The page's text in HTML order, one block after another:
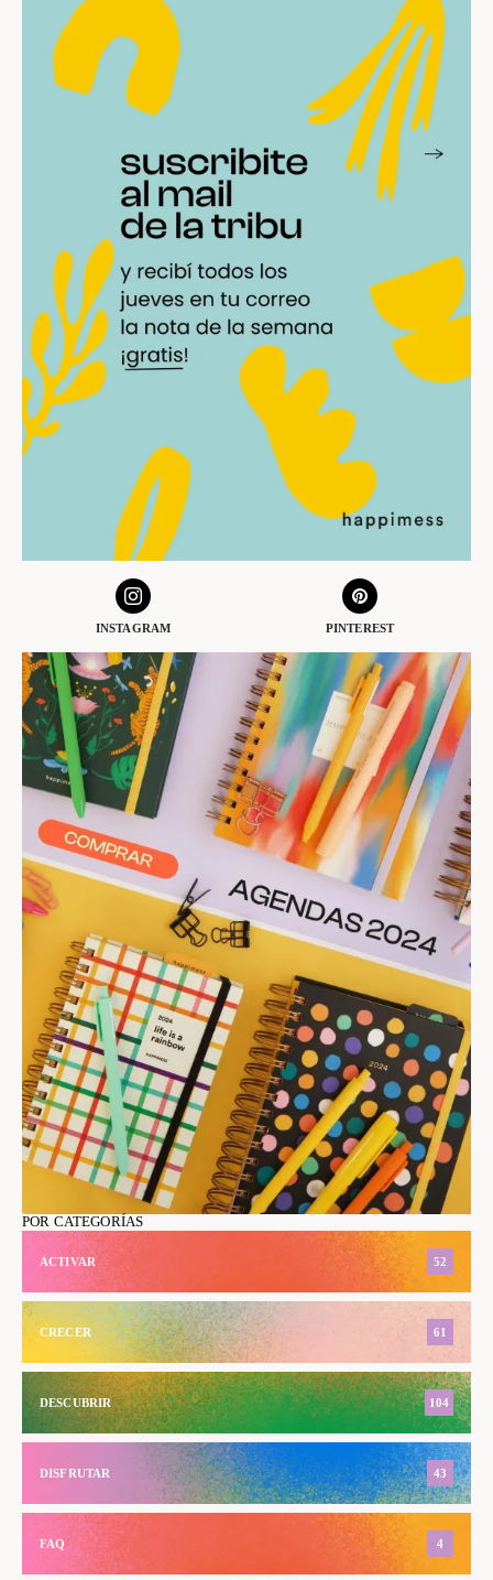
INSTAGRAM PINTEREST
POR CATEGORÍAS
ACTIVAR 52
CRECER 61
DESCUBRIR 104
DISFRUTAR 43
FAQ 4